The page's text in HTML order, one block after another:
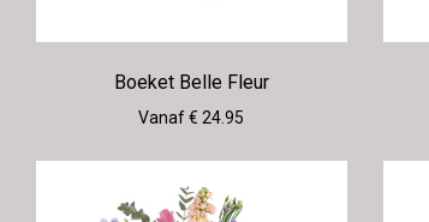
Boeket Belle Fleur
Vanaf € 24.95